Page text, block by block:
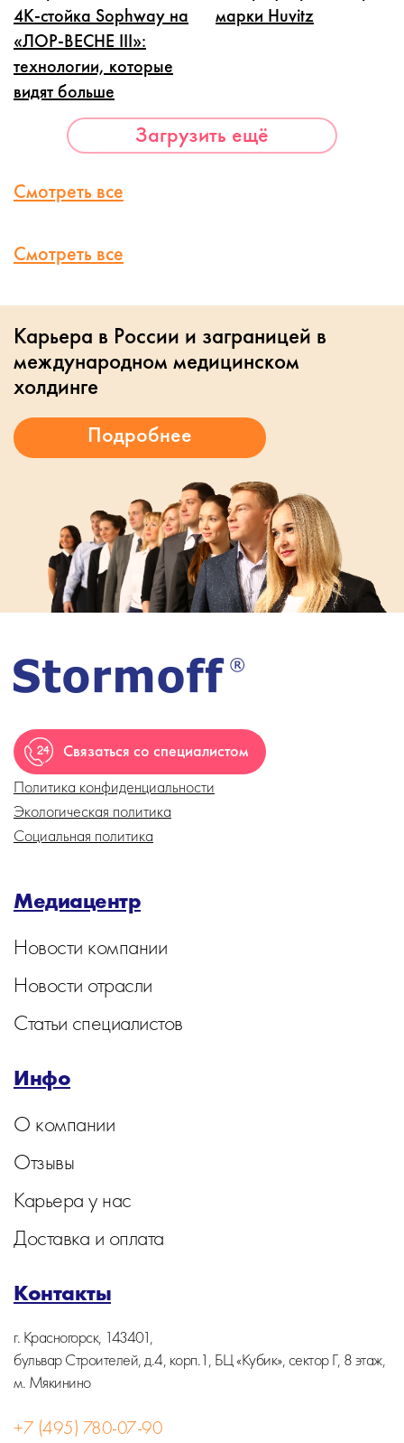
4K-стойка Sophway на
«ЛОР-ВЕСНЕ III»:
технологии, которые
видят больше
марки Huvitz
Загрузить ещё
Смотреть все
Смотреть все
Карьера в России и заграницей в
международном медицинском
холдинге
Связаться со специалистом
Политика конфиденциальности
Экологическая политика
Социальная политика
Медиацентр
Новости компании
Новости отрасли
Статьи специалистов
Инфо
О компании
Отзывы
Карьера у нас
Доставка и оплата
Контакты
г. Красногорск, 143401,
бульвар Строителей, д.4, корп.1, БЦ «Кубик», сектор Г, 8 этаж,
м. Мякинино
+7 (495) 780-07-90